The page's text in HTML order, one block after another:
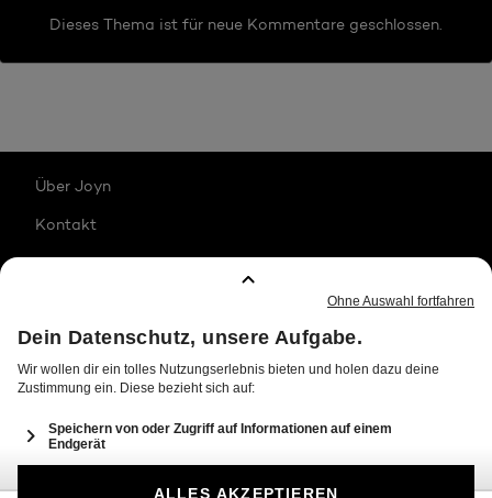
Dieses Thema ist für neue Kommentare geschlossen.
Über Joyn
Kontakt
Karriere
Jugendschutz
Datenschutz
Allgemeine Nutzungsbedingungen